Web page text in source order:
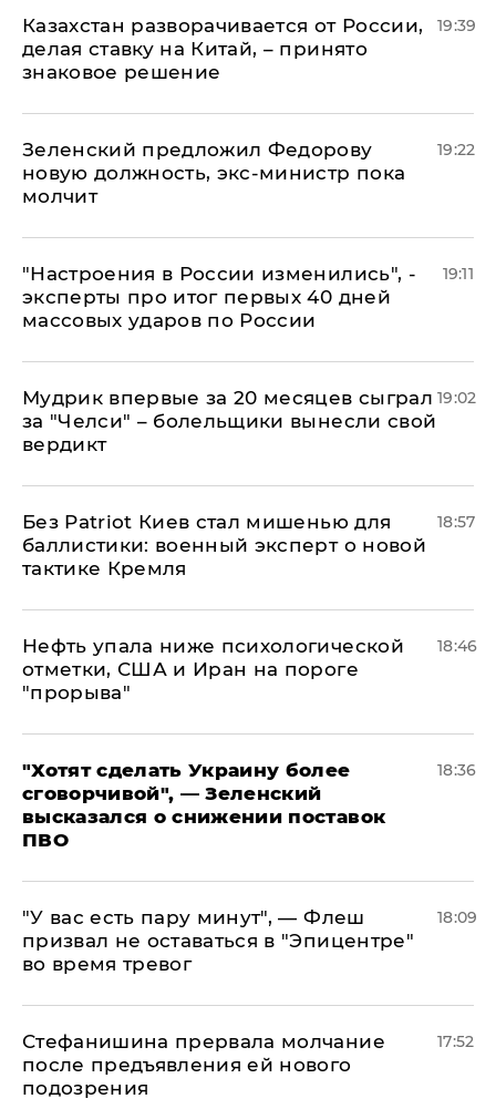
Казахстан разворачивается от России,
делая ставку на Китай, – принято
знаковое решение
19:39
Зеленский предложил Федорову
новую должность, экс-министр пока
молчит
19:22
"Настроения в России изменились", -
эксперты про итог первых 40 дней
массовых ударов по России
19:11
Мудрик впервые за 20 месяцев сыграл
за "Челси" – болельщики вынесли свой
вердикт
19:02
​Без Patriot Киев стал мишенью для
баллистики: военный эксперт о новой
тактике Кремля
18:57
Нефть упала ниже психологической
отметки, США и Иран на пороге
"прорыва"
18:46
​"Хотят сделать Украину более
сговорчивой", — Зеленский
высказался о снижении поставок
ПВО
18:36
​"У вас есть пару минут", — Флеш
призвал не оставаться в "Эпицентре"
во время тревог
18:09
Стефанишина прервала молчание
после предъявления ей нового
подозрения
17:52